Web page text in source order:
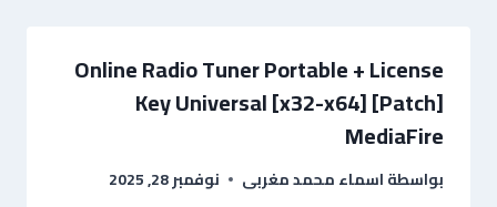
Online Radio Tuner Portable + License
Key Universal [x32-x64] [Patch]
MediaFire
بواسطةاسماء محمد مغربى نوفمبر 28, 2025